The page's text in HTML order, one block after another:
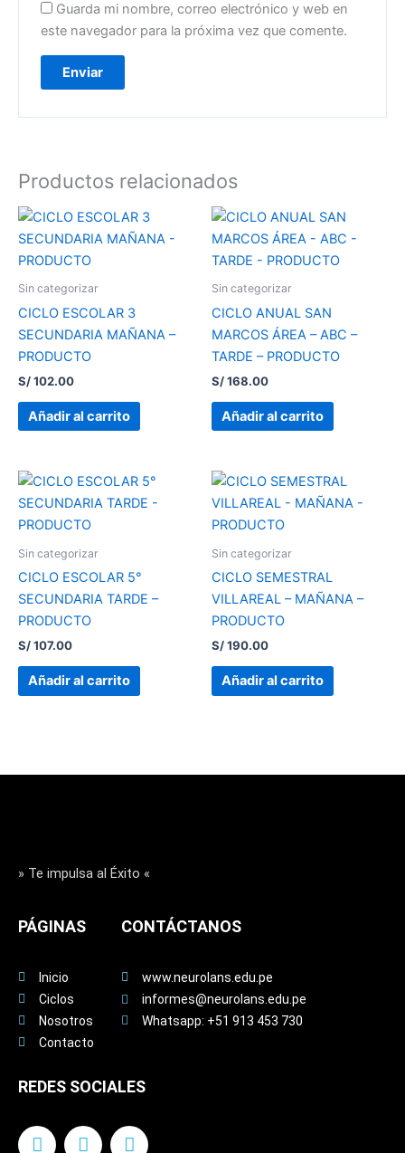
Guarda mi nombre, correo electrónico y web en
este navegador para la próxima vez que comente.
Productos relacionados
Sin categorizar
CICLO ESCOLAR 3
SECUNDARIA MAÑANA –
PRODUCTO
S/102.00
Añadir al carrito
Sin categorizar
CICLO ANUAL SAN
MARCOS ÁREA – ABC –
TARDE – PRODUCTO
S/168.00
Añadir al carrito
Sin categorizar
CICLO ESCOLAR 5°
SECUNDARIA TARDE –
PRODUCTO
S/107.00
Añadir al carrito
Sin categorizar
CICLO SEMESTRAL
VILLAREAL – MAÑANA –
PRODUCTO
S/190.00
Añadir al carrito
» Te impulsa al Éxito «
PÁGINAS
Inicio
Ciclos
Nosotros
Contacto
CONTÁCTANOS
www.neurolans.edu.pe
informes@neurolans.edu.pe
Whatsapp: +51 913 453 730
REDES SOCIALES
F
I
Y